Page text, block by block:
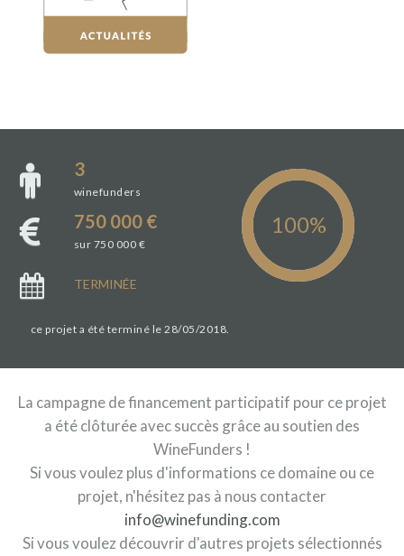
3
winefunders
750 000 €
sur 750 000 €
TERMINÉE
ce projet a été terminé le 28/05/2018.
La campagne de financement participatif pour ce projet
a été clôturée avec succès grâce au soutien des
WineFunders !
Si vous voulez plus d'informations ce domaine ou ce
projet, n'hésitez pas à nous contacter
info@winefunding.com
Si vous voulez découvrir d'autres projets sélectionnés